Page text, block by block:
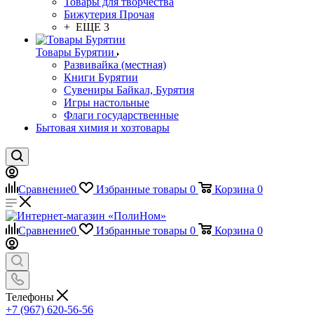
Бижутерия Прочая
+ ЕЩЕ 3
Товары Бурятии
Развивайка (местная)
Книги Бурятии
Сувениры Байкал, Бурятия
Игры настольные
Флаги государственные
Бытовая химия и хозтовары
Сравнение0 Избранные товары 0 Корзина 0
Сравнение0 Избранные товары 0 Корзина 0
Телефоны
+7 (967) 620-56-56